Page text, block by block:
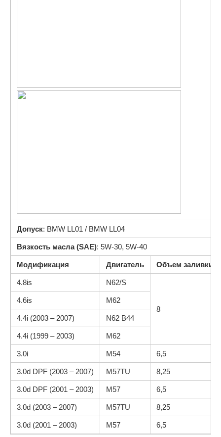
Допуск: BMW LL01 / BMW LL04
Вязкость масла (SAE): 5W-30, 5W-40
Модификация Двигатель Объем заливки
4.8is N62/S
8
4.6is M62
4.4i (2003 – 2007) N62 B44
4.4i (1999 – 2003) M62
3.0i M54 6,5
3.0d DPF (2003 – 2007) M57TU 8,25
3.0d DPF (2001 – 2003) M57 6,5
3.0d (2003 – 2007) M57TU 8,25
3.0d (2001 – 2003) M57 6,5